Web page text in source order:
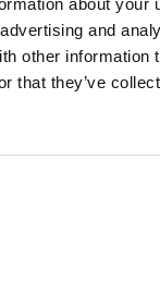
and
other information
that they’ve